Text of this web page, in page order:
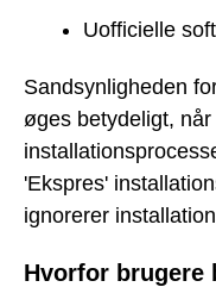
Uofficielle
Sandsynligheden
øges betydeligt,
'Ekspres'
ignorerer
Hvorfor brugere